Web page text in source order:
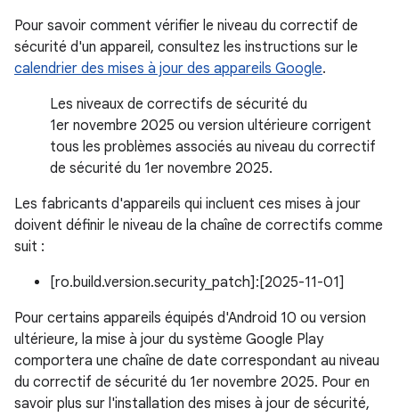
Pour savoir comment vérifier le niveau du correctif de
sécurité d'un appareil, consultez les instructions sur le
calendrier des mises à jour des appareils Google.
Les niveaux de correctifs de sécurité du
1er novembre 2025 ou version ultérieure corrigent
tous les problèmes associés au niveau du correctif
de sécurité du 1er novembre 2025.
Les fabricants d'appareils qui incluent ces mises à jour
doivent définir le niveau de la chaîne de correctifs comme
suit :
[ro.build.version.security_patch]:[2025-11-01]
Pour certains appareils équipés d'Android 10 ou version
ultérieure, la mise à jour du système Google Play
comportera une chaîne de date correspondant au niveau
du correctif de sécurité du 1er novembre 2025. Pour en
savoir plus sur l'installation des mises à jour de sécurité,